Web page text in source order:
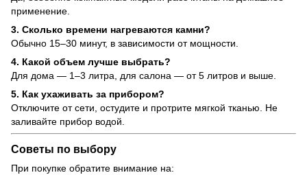
применение.
3. Сколько времени нагреваются камни?
Обычно 15–30 минут, в зависимости от мощности.
4. Какой объем лучше выбрать?
Для дома — 1–3 литра, для салона — от 5 литров и выше.
5. Как ухаживать за прибором?
Отключите от сети, остудите и протрите мягкой тканью. Не
заливайте прибор водой.
Советы по выбору
При покупке обратите внимание на: